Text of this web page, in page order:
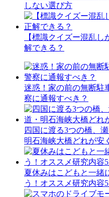
しない選び方
【標識クイズー混乱
解できる？
迷惑！家の前の無断駐
察に通報すべき？
四国に渡る3つの橋、
明石海峡大橋どれが安
夏休みはこどもと一緒
う！オススメ研究内容